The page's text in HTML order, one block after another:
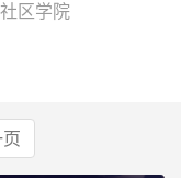
社区学院